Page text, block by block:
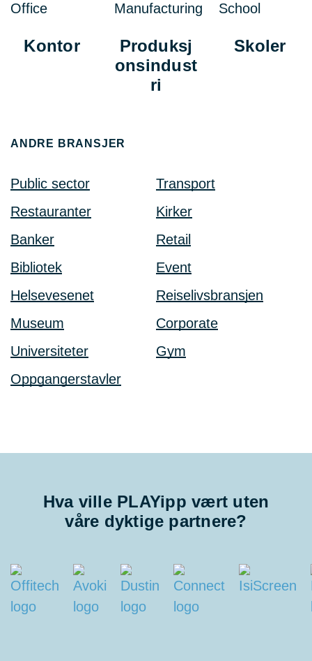
Kontor
Produksj
onsindust
ri
Skoler
ANDRE BRANSJER
Public sector
Transport
Restauranter
Kirker
Banker
Retail
Bibliotek
Event
Helsevesenet
Reiselivsbransjen
Museum
Corporate
Universiteter
Gym
Oppgangerstavler
Hva ville PLAYipp vært uten
våre dyktige partnere?